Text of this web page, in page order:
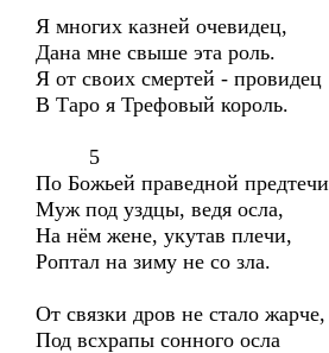
Я многих казней очевидец,
Дана мне свыше эта роль.
Я от своих смертей - провидец
В Таро я Трефовый король.
5
По Божьей праведной предтечи
Муж под уздцы, ведя осла,
На нём жене, укутав плечи,
Роптал на зиму не со зла.
От связки дров не стало жарче,
Под всхрапы сонного осла